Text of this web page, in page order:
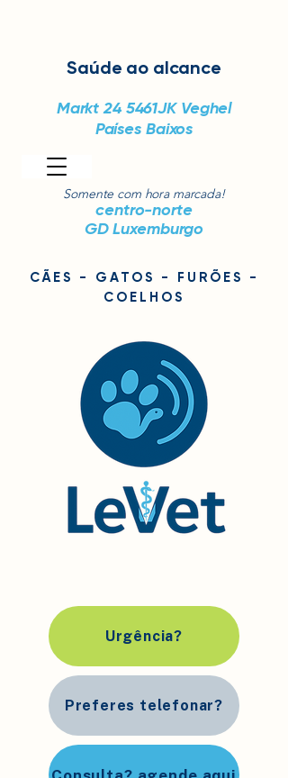
Somente com hora marcada!
centro-norte
GD Luxemburgo
Saúde ao alcance
CÃES - GATOS - FURÕES -
COELHOS
Markt 24 5461JK Veghel
Países Baixos
Urgência?
Preferes telefonar?